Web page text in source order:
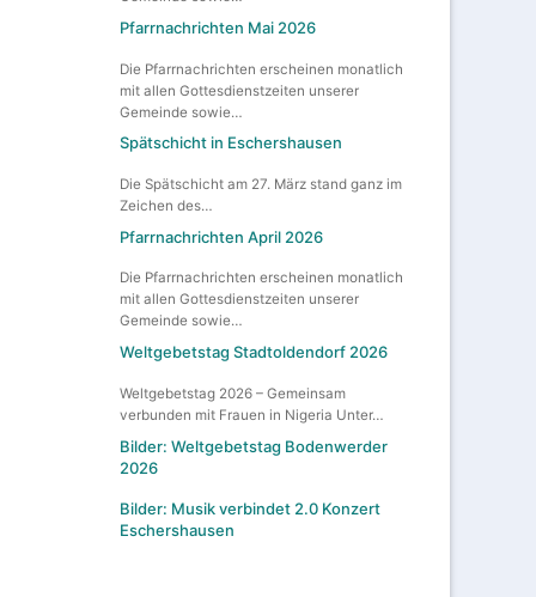
Pfarrnachrichten Mai 2026
Die Pfarrnachrichten erscheinen monatlich
mit allen Gottesdienstzeiten unserer
Gemeinde sowie…
Spätschicht in Eschershausen
Die Spätschicht am 27. März stand ganz im
Zeichen des…
Pfarrnachrichten April 2026
Die Pfarrnachrichten erscheinen monatlich
mit allen Gottesdienstzeiten unserer
Gemeinde sowie…
Weltgebetstag Stadtoldendorf 2026
Weltgebetstag 2026 – Gemeinsam
verbunden mit Frauen in Nigeria Unter…
Bilder: Weltgebetstag Bodenwerder
2026
Bilder: Musik verbindet 2.0 Konzert
Eschershausen